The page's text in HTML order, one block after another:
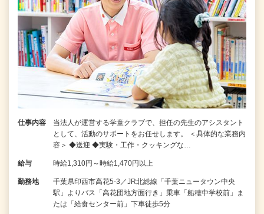
仕事内容
当法人が運営する学童クラブで、担任の先生のアシスタント
として、活動のサポートをお任せします。 ＜具体的な業務内
容＞ ◆送迎 ◆実験・工作・クッキングな…
給与 時給1,310円～時給1,470円以上
勤務地
千葉県印西市高花5-3／JR北総線「千葉ニュータウン中央
駅」よりバス「高花団地方面行き」乗車「船穂中学校前」ま
たは「給食センター前」下車徒歩5分